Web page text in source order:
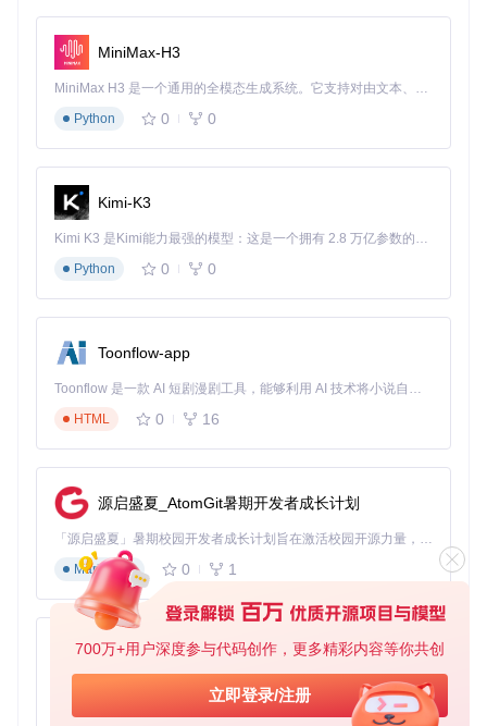
700万+用户深度参与代码创作，更多精彩内容等你共创
立即登录/注册
对比项
传统模拟浏览器
较慢
较高 较低
操作效
智能反爬策略如何保障稳定运行？
知网等学术平台为了保护自身数据，设置了严格的反爬机制。
传统工具往往缺乏有效的应对措施，容易被识别为爬虫而导致I
P被封禁。CNKI-download内置了智能反爬策略，能够根据网
络环境和知网反爬规则，灵活调整请求频率和参数。通过弹性
汇总功能减少重复请求，从而降低账号风险，保障工具的稳定
运行。
系统架构系统架构图，展示CNKI-download的核心技术模块
和工作流程，体现文献获取的高效与稳定。alt文本：文献获取
系统架构 科研工具技术模块
操作流程指南
准备：环境搭建与依赖安装
在使用CNKI-download之前，首先需要确保设备已安装Python
3环境。然后，在项目目录下执行以下命令安装所需依赖：
MiniMax-H3
MiniMax H3 是一个通用的全模态生成系统。它支持对由文本、图像、视频和音频组成的多模态上下文进行统一理解，并能生成分辨率高达 2K、时长可达 15 秒的带原生立体声音频的视频。得益于面向任务泛化的系统设计，H3 在预训练阶段就已具备广泛的多模态上下文理解与生成能力，能够出色地执行复杂的多模态指令。
Python
0 0
Kimi-K3
Kimi K3 是Kimi能力最强的模型：这是一个拥有 2.8 万亿参数的混合专家（MoE）模型，具备原生视觉理解能力，并支持 100 万 token 的上下文窗口。
Python
0 0
Toonflow-app
Toonflow 是一款 AI 短剧漫剧工具，能够利用 AI 技术将小说自动转化为剧本，并结合 AI 生成的图片和视频，实现高效的短剧创作。借助 Toonflow，可以轻松完成从文字到影像的全流程，让短剧制作变得更加智能与便捷。
HTML
0 16
源启盛夏_AtomGit暑期开发者成长计划
「源启盛夏」暑期校园开发者成长计划旨在激活校园开源力量，通过积分激励、认证扶持、资源倾斜等形式，引导高校组织和开发者完成「入驻 — 建项目 — 做贡献 — 获认证 — 得资源」的完整闭环。无论你是想带领社团入驻平台的组织者，还是希望用代码贡献证明自己的开发者，都能在这里找到属于你的成长路径。
Markdown
0 1
AionUi
免费、本地、开源的 24/7 全天候 Cowork 应用，以及适用于 Gemini CLI、Claude Code、Codex、OpenCode、Qwen Code、Goose CLI、Auggie 等的 OpenClaw | 🌟 喜欢就点star吧
TypeScript
0 6